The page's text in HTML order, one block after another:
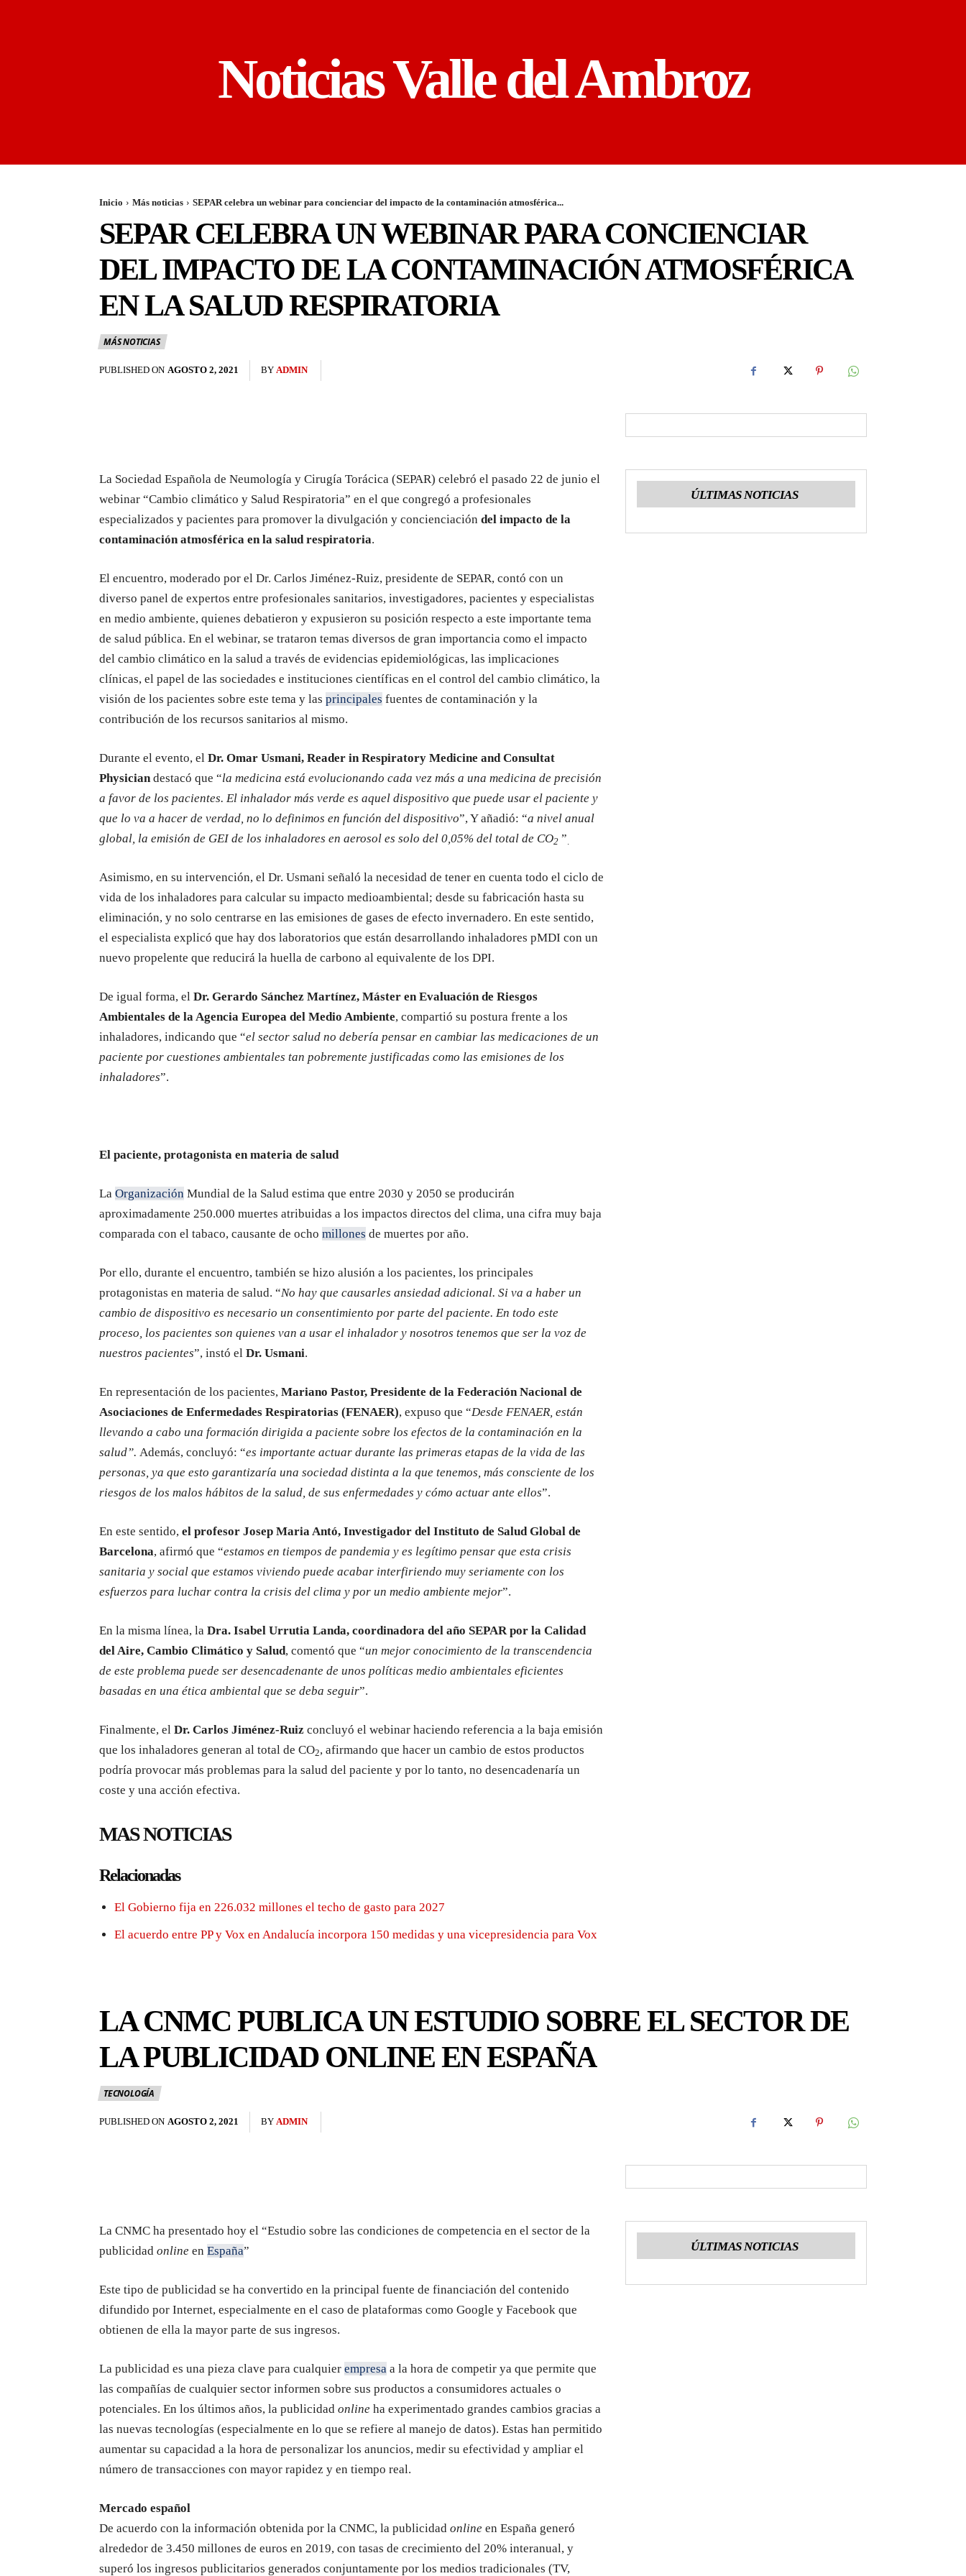
Noticias Valle del Ambroz
Inicio Más noticias SEPAR celebra un webinar para concienciar del impacto de la contaminación atmosférica...
SEPAR CELEBRA UN WEBINAR PARA CONCIENCIAR
DEL IMPACTO DE LA CONTAMINACIÓN ATMOSFÉRICA
EN LA SALUD RESPIRATORIA
MÁS NOTICIAS
PUBLISHED ON AGOSTO 2, 2021 BY ADMIN
La Sociedad Española de Neumología y Cirugía Torácica (SEPAR) celebró el pasado 22 de junio el
webinar “Cambio climático y Salud Respiratoria” en el que congregó a profesionales
especializados y pacientes para promover la divulgación y concienciación del impacto de la
contaminación atmosférica en la salud respiratoria.
El encuentro, moderado por el Dr. Carlos Jiménez-Ruiz, presidente de SEPAR, contó con un
diverso panel de expertos entre profesionales sanitarios, investigadores, pacientes y especialistas
en medio ambiente, quienes debatieron y expusieron su posición respecto a este importante tema
de salud pública. En el webinar, se trataron temas diversos de gran importancia como el impacto
del cambio climático en la salud a través de evidencias epidemiológicas, las implicaciones
clínicas, el papel de las sociedades e instituciones científicas en el control del cambio climático, la
visión de los pacientes sobre este tema y las principales fuentes de contaminación y la
contribución de los recursos sanitarios al mismo.
Durante el evento, el Dr. Omar Usmani, Reader in Respiratory Medicine and Consultat
Physiciandestacó que “la medicina está evolucionando cada vez más a una medicina de precisión
a favor de los pacientes. El inhalador más verde es aquel dispositivo que puede usar el paciente y
que lo va a hacer de verdad, no lo definimos en función del dispositivo”, Y añadió: “a nivel anual
global, la emisión de GEI de los inhaladores en aerosol es solo del 0,05% del total de CO2 ”.
Asimismo, en su intervención, el Dr. Usmani señaló la necesidad de tener en cuenta todo el ciclo de
vida de los inhaladores para calcular su impacto medioambiental; desde su fabricación hasta su
eliminación, y no solo centrarse en las emisiones de gases de efecto invernadero. En este sentido,
el especialista explicó que hay dos laboratorios que están desarrollando inhaladores pMDI con un
nuevo propelente que reducirá la huella de carbono al equivalente de los DPI.
De igual forma, el Dr. Gerardo Sánchez Martínez, Máster en Evaluación de Riesgos
Ambientales de la Agencia Europea del Medio Ambiente, compartió su postura frente a los
inhaladores, indicando que “el sector salud no debería pensar en cambiar las medicaciones de un
paciente por cuestiones ambientales tan pobremente justificadas como las emisiones de los
inhaladores”.
El paciente, protagonista en materia de salud
La Organización Mundial de la Salud estima que entre 2030 y 2050 se producirán
aproximadamente 250.000 muertes atribuidas a los impactos directos del clima, una cifra muy baja
comparada con el tabaco, causante de ocho millones de muertes por año.
Por ello, durante el encuentro, también se hizo alusión a los pacientes, los principales
protagonistas en materia de salud. “No hay que causarles ansiedad adicional. Si va a haber un
cambio de dispositivo es necesario un consentimiento por parte del paciente. En todo este
proceso, los pacientes son quienes van a usar el inhalador y nosotros tenemos que ser la voz de
nuestros pacientes”, instó el Dr. Usmani.
En representación de los pacientes, Mariano Pastor, Presidente de la Federación Nacional de
Asociaciones de Enfermedades Respiratorias (FENAER), expuso que “Desde FENAER, están
llevando a cabo una formación dirigida a paciente sobre los efectos de la contaminación en la
salud”. Además, concluyó: “es importante actuar durante las primeras etapas de la vida de las
personas, ya que esto garantizaría una sociedad distinta a la que tenemos, más consciente de los
riesgos de los malos hábitos de la salud, de sus enfermedades y cómo actuar ante ellos”.
En este sentido, el profesor Josep Maria Antó, Investigador del Instituto de Salud Global de
Barcelona, afirmó que “estamos en tiempos de pandemia y es legítimo pensar que esta crisis
sanitaria y social que estamos viviendo puede acabar interfiriendo muy seriamente con los
esfuerzos para luchar contra la crisis del clima y por un medio ambiente mejor”.
En la misma línea, la Dra. Isabel Urrutia Landa, coordinadora del año SEPAR por la Calidad
del Aire, Cambio Climático y Salud, comentó que “un mejor conocimiento de la transcendencia
de este problema puede ser desencadenante de unos políticas medio ambientales eficientes
basadas en una ética ambiental que se deba seguir”.
Finalmente, el Dr. Carlos Jiménez-Ruiz concluyó el webinar haciendo referencia a la baja emisión
que los inhaladores generan al total de CO2, afirmando que hacer un cambio de estos productos
podría provocar más problemas para la salud del paciente y por lo tanto, no desencadenaría un
coste y una acción efectiva.
MAS NOTICIAS
Relacionadas
El Gobierno fija en 226.032 millones el techo de gasto para 2027
El acuerdo entre PP y Vox en Andalucía incorpora 150 medidas y una vicepresidencia para Vox
ÚLTIMAS NOTICIAS